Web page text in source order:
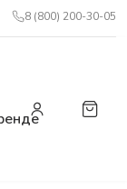
8 (800) 200-30-05